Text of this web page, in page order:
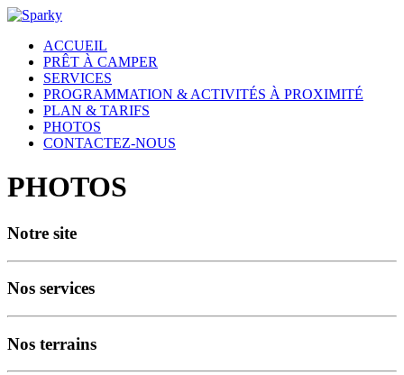
ACCUEIL
PRÊT À CAMPER
SERVICES
PROGRAMMATION & ACTIVITÉS À PROXIMITÉ
PLAN & TARIFS
PHOTOS
CONTACTEZ-NOUS
PHOTOS
Notre site
Nos services
Nos terrains